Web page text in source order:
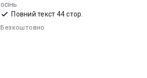
осінь
Повний текст 44 стор.
Безкоштовно